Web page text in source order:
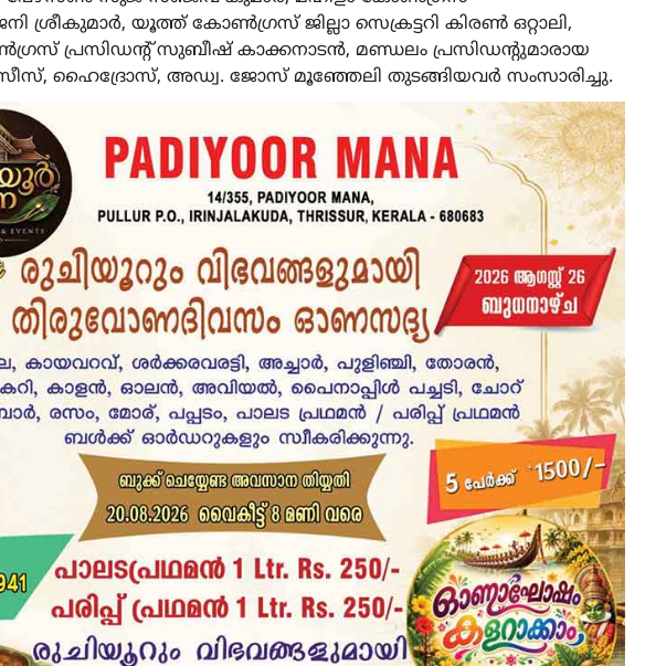
ശ്രീകുമാർ, യൂത്ത് കോൺഗ്രസ് ജില്ലാ സെക്രട്ടറി കിരൺ ഒറ്റാലി,
പ്രസിഡന്റ് സുബീഷ് കാക്കനാടൻ, മണ്ഡലം പ്രസിഡന്റുമാരായ
ഹൈദ്രോസ്, അഡ്വ. ജോസ് മൂഞ്ഞേലി തുടങ്ങിയവർ സംസാരിച്ചു.